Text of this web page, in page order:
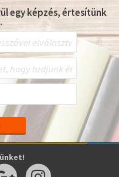
egy képzés, értesítünk